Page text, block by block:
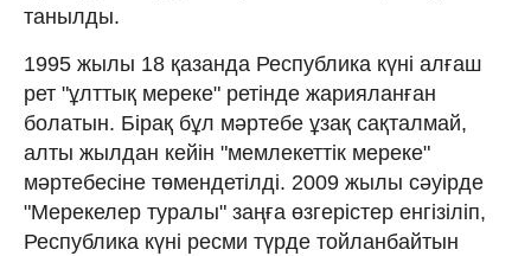
танылды.
1995 жылы 18 қазанда Республика күні алғаш
рет "ұлттық мереке" ретінде жарияланған
болатын. Бірақ бұл мәртебе ұзақ сақталмай,
алты жылдан кейін "мемлекеттік мереке"
мәртебесіне төмендетілді. 2009 жылы сәуірде
"Мерекелер туралы" заңға өзгерістер енгізіліп,
Республика күні ресми түрде тойланбайтын